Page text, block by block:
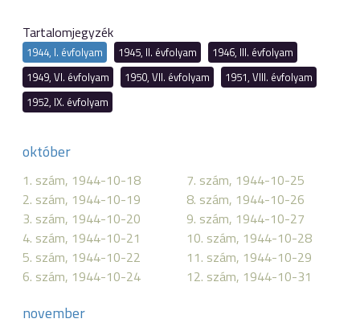
Tartalomjegyzék
1944, I. évfolyam 1945, II. évfolyam
1946, III. évfolyam
1949, VI. évfolyam
1950, VII. évfolyam
1951, VIII. évfolyam
1952, IX. évfolyam
október
1. szám, 1944-10-18
2. szám, 1944-10-19
3. szám, 1944-10-20
4. szám, 1944-10-21
5. szám, 1944-10-22
6. szám, 1944-10-24
7. szám, 1944-10-25
8. szám, 1944-10-26
9. szám, 1944-10-27
10. szám, 1944-10-28
11. szám, 1944-10-29
12. szám, 1944-10-31
november